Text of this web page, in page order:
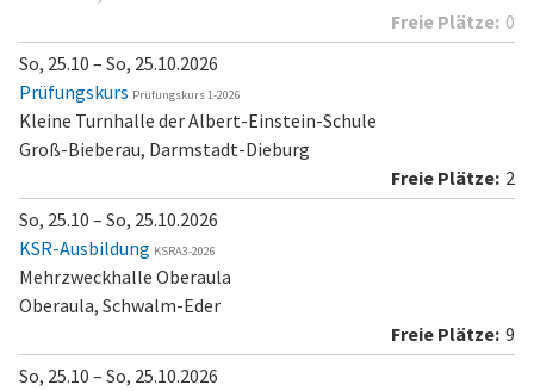
0
So, 25.10 – So, 25.10.2026
Prüfungskurs Prüfungskurs 1-2026
Kleine Turnhalle der Albert-Einstein-Schule
Groß-Bieberau, Darmstadt-Dieburg
2
So, 25.10 – So, 25.10.2026
KSR-Ausbildung KSRA3-2026
Mehrzweckhalle Oberaula
Oberaula, Schwalm-Eder
9
So, 25.10 – So, 25.10.2026